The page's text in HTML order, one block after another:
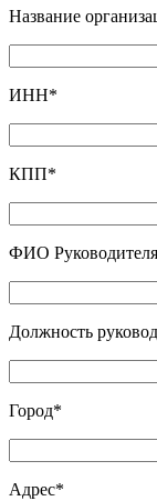
Название
ИНН*
КПП*
ФИО Руководителя
Должность
Город*
Адрес*